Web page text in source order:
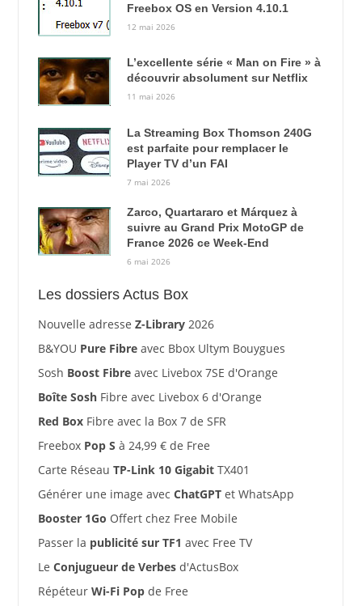
Freebox OS en Version 4.10.1
12 mai 2026
L’excellente série « Man on Fire » à
découvrir absolument sur Netflix
11 mai 2026
La Streaming Box Thomson 240G
est parfaite pour remplacer le
Player TV d’un FAI
7 mai 2026
Zarco, Quartararo et Márquez à
suivre au Grand Prix MotoGP de
France 2026 ce Week-End
6 mai 2026
Les dossiers Actus Box
Nouvelle adresse Z-Library2026
B&YOU Pure Fibreavec Bbox Ultym Bouygues
Sosh Boost Fibreavec Livebox 7SE d'Orange
Boîte SoshFibre avec Livebox 6 d'Orange
Red BoxFibre avec la Box 7 de SFR
Freebox Pop S à 24,99 € de Free
Carte Réseau TP-Link 10 GigabitTX401
Générer une image avec ChatGPTet WhatsApp
Booster 1Go Offert chez Free Mobile
Passer la publicité sur TF1 avec Free TV
Le Conjugueur de Verbesd'ActusBox
Répéteur Wi-Fi Popde Free